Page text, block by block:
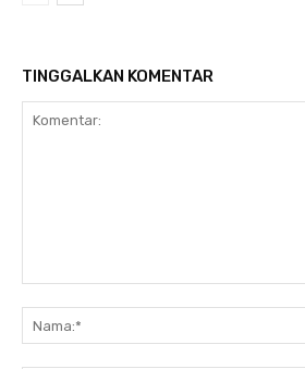
TINGGALKAN KOMENTAR